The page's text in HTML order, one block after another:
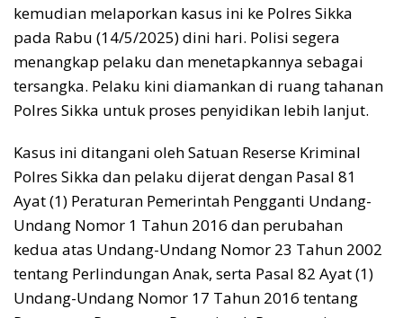
kemudian melaporkan kasus ini ke Polres Sikka
pada Rabu (14/5/2025) dini hari. Polisi segera
menangkap pelaku dan menetapkannya sebagai
tersangka. Pelaku kini diamankan di ruang tahanan
Polres Sikka untuk proses penyidikan lebih lanjut.
Kasus ini ditangani oleh Satuan Reserse Kriminal
Polres Sikka dan pelaku dijerat dengan Pasal 81
Ayat (1) Peraturan Pemerintah Pengganti Undang-
Undang Nomor 1 Tahun 2016 dan perubahan
kedua atas Undang-Undang Nomor 23 Tahun 2002
tentang Perlindungan Anak, serta Pasal 82 Ayat (1)
Undang-Undang Nomor 17 Tahun 2016 tentang